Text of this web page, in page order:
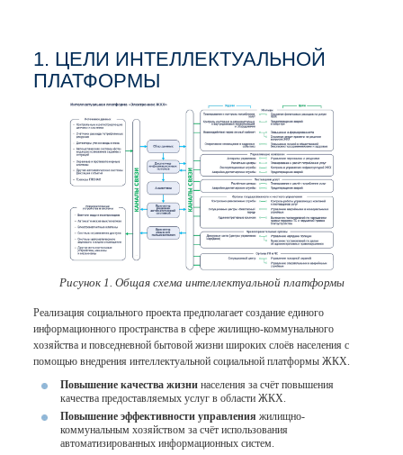
1. ЦЕЛИ ИНТЕЛЛЕКТУАЛЬНОЙ
ПЛАТФОРМЫ
Рисунок 1. Общая схема интеллектуальной платформы
Реализация социального проекта предполагает создание единого
информационного пространства в сфере жилищно-коммунального
хозяйства и повседневной бытовой жизни широких слоёв населения с
помощью внедрения интеллектуальной социальной платформы ЖКХ.
Повышение качества жизни населения за счёт повышения
качества предоставляемых услуг в области ЖКХ.
Повышение эффективности управления жилищно-
коммунальным хозяйством за счёт использования
автоматизированных информационных систем.